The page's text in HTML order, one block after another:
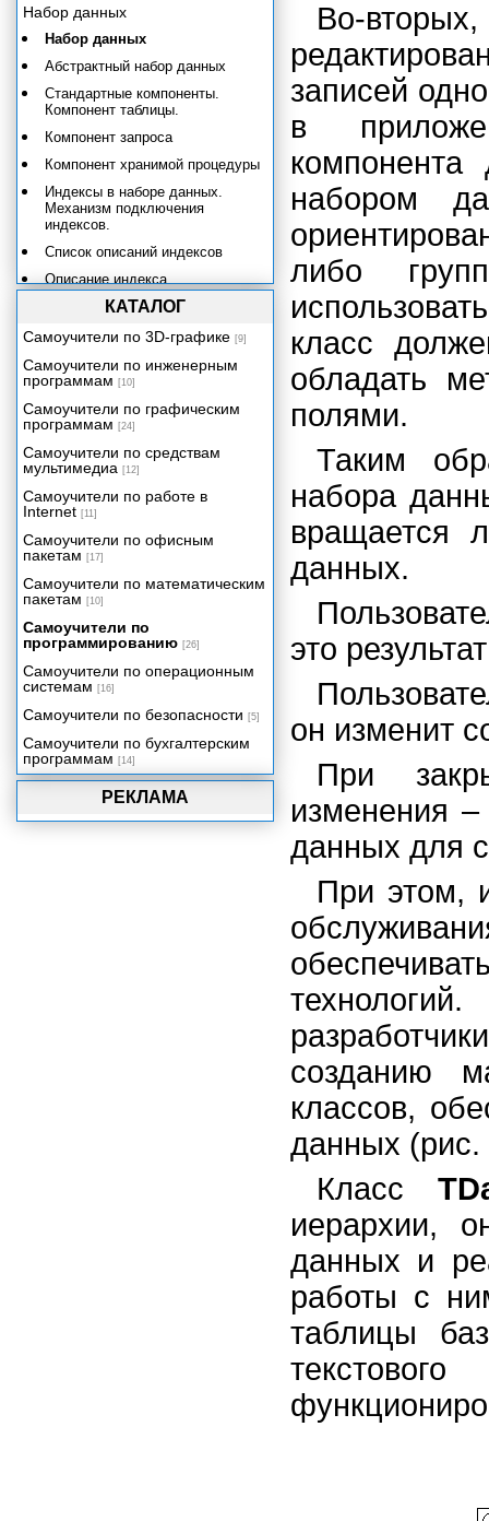
Во-
записей
в
набором
либо
класс
обладать
полями.
Таким
набора
вращается
данных.
это
он изменит
При
изменения
данных для
При этом,
созданию
классов,
данных (рис.
Класс
иерархии,
данных и
работы с
таблицы
РЕКЛАМА
Набор данных
Набор данных
Абстрактный набор данных
Стандартные компоненты.
Компонент таблицы.
Компонент запроса
Компонент хранимой процедуры
Индексы в наборе данных.
Механизм подключения
индексов.
Список описаний индексов
Описание индекса.
Использование описаний
индексов.
Параметры запросов и
Класс TParams
Класс TParam
Состояния набора данных
Поля и типы данных
Механизмы управления данными
Компоненты отображения
данных
Процессор баз данных Borland
Database Engine
Технология dbExpress
Сервер баз данных InterBase и
компоненты InterBase Express
Использование ADO средствами
Delphi
Технология DataSnap.
Сервер приложения
Клиент многозвенного
распределенного приложения
Компоненты Rave Reports и
КАТАЛОГ
Самоучители по 3D-графике [9]
Самоучители по инженерным
программам [10]
Самоучители по графическим
программам [24]
Самоучители по средствам
мультимедиа [12]
Самоучители по работе в
Internet [11]
Самоучители по офисным
пакетам [17]
Самоучители по математическим
пакетам [10]
Самоучители по
программированию [26]
Самоучители по операционным
системам [16]
Самоучители по безопасности [5]
Самоучители по бухгалтерским
программам [14]